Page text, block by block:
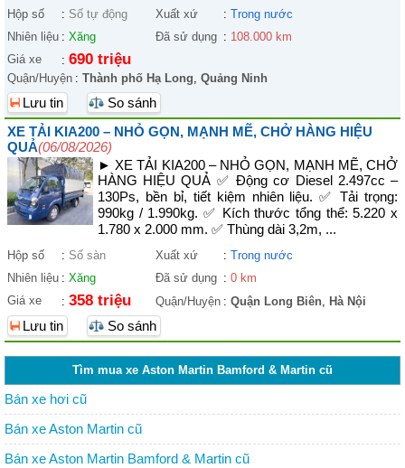
Hộp số : Số tự động Xuất xứ : Trong nước
Nhiên liệu : Xăng Đã sử dụng : 108.000 km
Giá xe
: 690 triệu
Quận/Huyện : Thành phố Hạ Long, Quảng Ninh
Lưu tin
So sánh
XE TẢI KIA200 – NHỎ GỌN, MẠNH MẼ, CHỞ HÀNG HIỆU
QUẢ(06/08/2026)
► XE TẢI KIA200 – NHỎ GỌN, MẠNH MẼ, CHỞ
HÀNG HIỆU QUẢ ✅ Động cơ Diesel 2.497cc –
130Ps, bền bỉ, tiết kiệm nhiên liệu. ✅ Tải trọng:
990kg / 1.990kg. ✅ Kích thước tổng thể: 5.220 x
1.780 x 2.000 mm. ✅ Thùng dài 3,2m, ...
Hộp số : Số sàn Xuất xứ : Trong nước
Nhiên liệu : Xăng Đã sử dụng : 0 km
Giá xe
: 358 triệu Quận/Huyện : Quận Long Biên, Hà Nội
Lưu tin So sánh
Tìm mua xe Aston Martin Bamford & Martin cũ
Bán xe hơi cũ
Bán xe Aston Martin cũ
Bán xe Aston Martin Bamford & Martin cũ